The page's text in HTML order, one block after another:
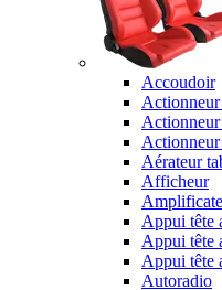
Accoudoir
Actionneur
Actionneur
Actionneur
Aérateur
Afficheur
Appui tête
Appui tête
Appui tête
Autoradio